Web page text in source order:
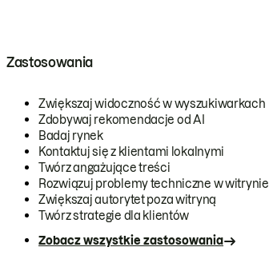
Zastosowania
Zwiększaj widoczność w wyszukiwarkach
Zdobywaj rekomendacje od AI
Badaj rynek
Kontaktuj się z klientami lokalnymi
Twórz angażujące treści
Rozwiązuj problemy techniczne w witrynie
Zwiększaj autorytet poza witryną
Twórz strategie dla klientów
Zobacz wszystkie zastosowania